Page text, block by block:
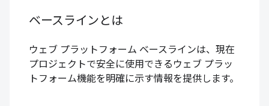
ベースラインとは
ウェブ プラットフォーム ベースラインは、現在
プロジェクトで安全に使用できるウェブ プラッ
トフォーム機能を明確に示す情報を提供します。